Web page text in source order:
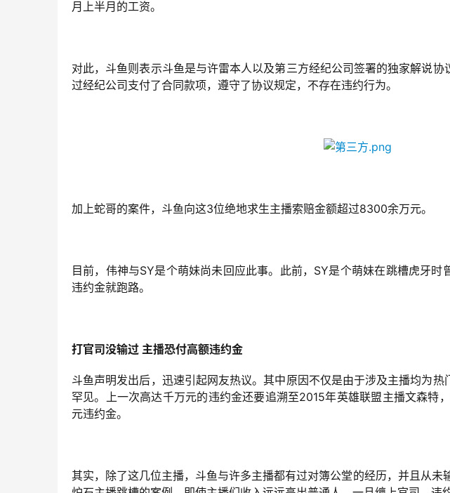
月上半月的工资。
对此，斗鱼则表示斗鱼是与许雷本人以及第三方经纪公司签署的独家解说
过经纪公司支付了合同款项，遵守了协议规定，不存在违约行为。
加上蛇哥的案件，斗鱼向这3位绝地求生主播索赔金额超过8300余万元。
目前，伟神与SY是个萌妹尚未回应此事。此前，SY是个萌妹在跳槽虎牙
违约金就跑路。
打官司没输过 主播恐付高额违约金
斗鱼声明发出后，迅速引起网友热议。其中原因不仅是由于涉及主播均为
罕见。上一次高达千万元的违约金还要追溯至2015年英雄联盟主播文森特
元违约金。
其实，除了这几位主播，斗鱼与许多主播都有过对簿公堂的经历，并且从